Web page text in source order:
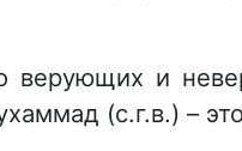
верующих и
(с.г.в.) –